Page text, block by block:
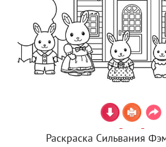
Раскраска Сильвания